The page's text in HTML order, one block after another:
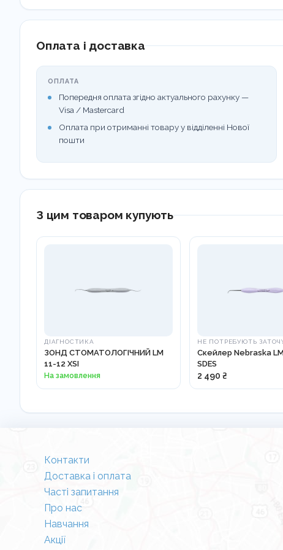
Оплата і доставка
ОПЛАТА
Попередня оплата згідно актуального рахунку —
Visa / Mastercard
Оплата при отриманні товару у відділенні Нової
пошти
З цим товаром купують
ДІАГНОСТИКА
ЗОНД СТОМАТОЛОГІЧНИЙ LM
11-12 XSI
На замовлення
НЕ ПОТРЕБУЮТЬ
Скейлер Nebraska
SDES
2 490 ₴
Контакти
Доставка і оплата
Часті запитання
Про нас
Навчання
Акції